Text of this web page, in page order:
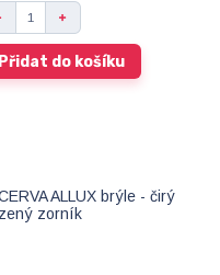
Přidat do košíku